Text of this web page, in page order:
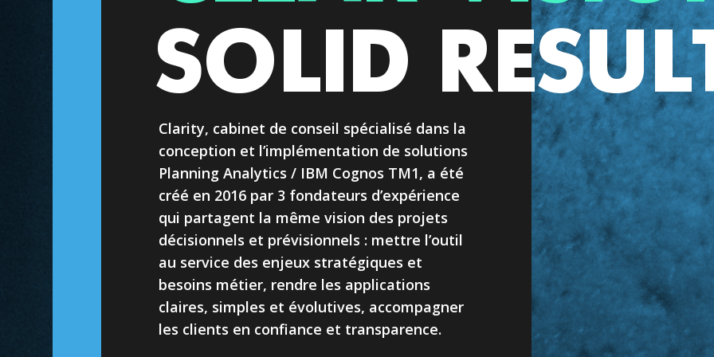
SOLID
Clarity, cabinet de conseil spécialisé dans la
conception et l’implémentation de solutions
Planning Analytics / IBM Cognos TM1, a été
créé en 2016 par 3 fondateurs d’expérience
qui partagent la même vision des projets
décisionnels et prévisionnels : mettre l’outil
au service des enjeux stratégiques et
besoins métier, rendre les applications
claires, simples et évolutives, accompagner
les clients en confiance et transparence.